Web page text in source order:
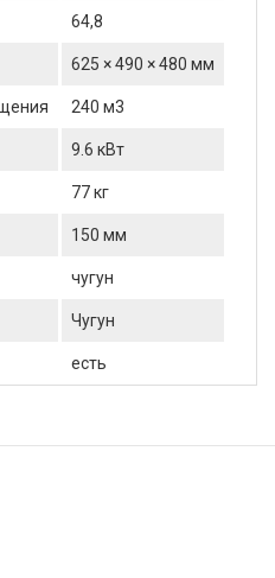
64,8
625 × 490 × 480 мм
240 м3
9.6 кВт
77 кг
150 мм
чугун
Чугун
есть